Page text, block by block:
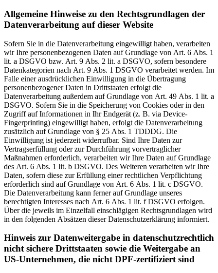
Allgemeine Hinweise zu den Rechtsgrundlagen der
Datenverarbeitung auf dieser Website
Sofern Sie in die Datenverarbeitung eingewilligt haben, verarbeiten
wir Ihre personenbezogenen Daten auf Grundlage von Art. 6 Abs. 1
lit. a DSGVO bzw. Art. 9 Abs. 2 lit. a DSGVO, sofern besondere
Datenkategorien nach Art. 9 Abs. 1 DSGVO verarbeitet werden. Im
Falle einer ausdrücklichen Einwilligung in die Übertragung
personenbezogener Daten in Drittstaaten erfolgt die
Datenverarbeitung außerdem auf Grundlage von Art. 49 Abs. 1 lit. a
DSGVO. Sofern Sie in die Speicherung von Cookies oder in den
Zugriff auf Informationen in Ihr Endgerät (z. B. via Device-
Fingerprinting) eingewilligt haben, erfolgt die Datenverarbeitung
zusätzlich auf Grundlage von § 25 Abs. 1 TDDDG. Die
Einwilligung ist jederzeit widerrufbar. Sind Ihre Daten zur
Vertragserfüllung oder zur Durchführung vorvertraglicher
Maßnahmen erforderlich, verarbeiten wir Ihre Daten auf Grundlage
des Art. 6 Abs. 1 lit. b DSGVO. Des Weiteren verarbeiten wir Ihre
Daten, sofern diese zur Erfüllung einer rechtlichen Verpflichtung
erforderlich sind auf Grundlage von Art. 6 Abs. 1 lit. c DSGVO.
Die Datenverarbeitung kann ferner auf Grundlage unseres
berechtigten Interesses nach Art. 6 Abs. 1 lit. f DSGVO erfolgen.
Über die jeweils im Einzelfall einschlägigen Rechtsgrundlagen wird
in den folgenden Absätzen dieser Datenschutzerklärung informiert.
Hinweis zur Datenweitergabe in datenschutzrechtlich
nicht sichere Drittstaaten sowie die Weitergabe an
US-Unternehmen, die nicht DPF-zertifiziert sind